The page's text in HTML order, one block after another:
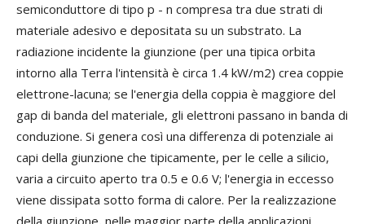
semiconduttore di tipo p - n compresa tra due strati di
materiale adesivo e depositata su un substrato. La
radiazione incidente la giunzione (per una tipica orbita
intorno alla Terra l'intensità è circa 1.4 kW/m2) crea coppie
elettrone-lacuna; se l'energia della coppia è maggiore del
gap di banda del materiale, gli elettroni passano in banda di
conduzione. Si genera così una differenza di potenziale ai
capi della giunzione che tipicamente, per le celle a silicio,
varia a circuito aperto tra 0.5 e 0.6 V; l'energia in eccesso
viene dissipata sotto forma di calore. Per la realizzazione